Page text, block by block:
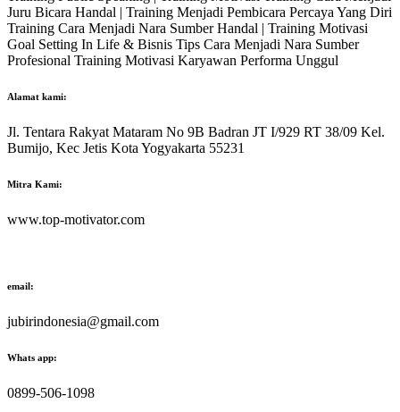
Juru Bicara Handal | Training Menjadi Pembicara Percaya Yang Diri
Training Cara Menjadi Nara Sumber Handal | Training Motivasi
Goal Setting In Life & Bisnis Tips Cara Menjadi Nara Sumber
Profesional Training Motivasi Karyawan Performa Unggul
Alamat kami:
Jl. Tentara Rakyat Mataram No 9B Badran JT I/929 RT 38/09 Kel.
Bumijo, Kec Jetis Kota Yogyakarta 55231
Mitra Kami:
www.top-motivator.com
email:
jubirindonesia@gmail.com
Whats app:
0899-506-1098